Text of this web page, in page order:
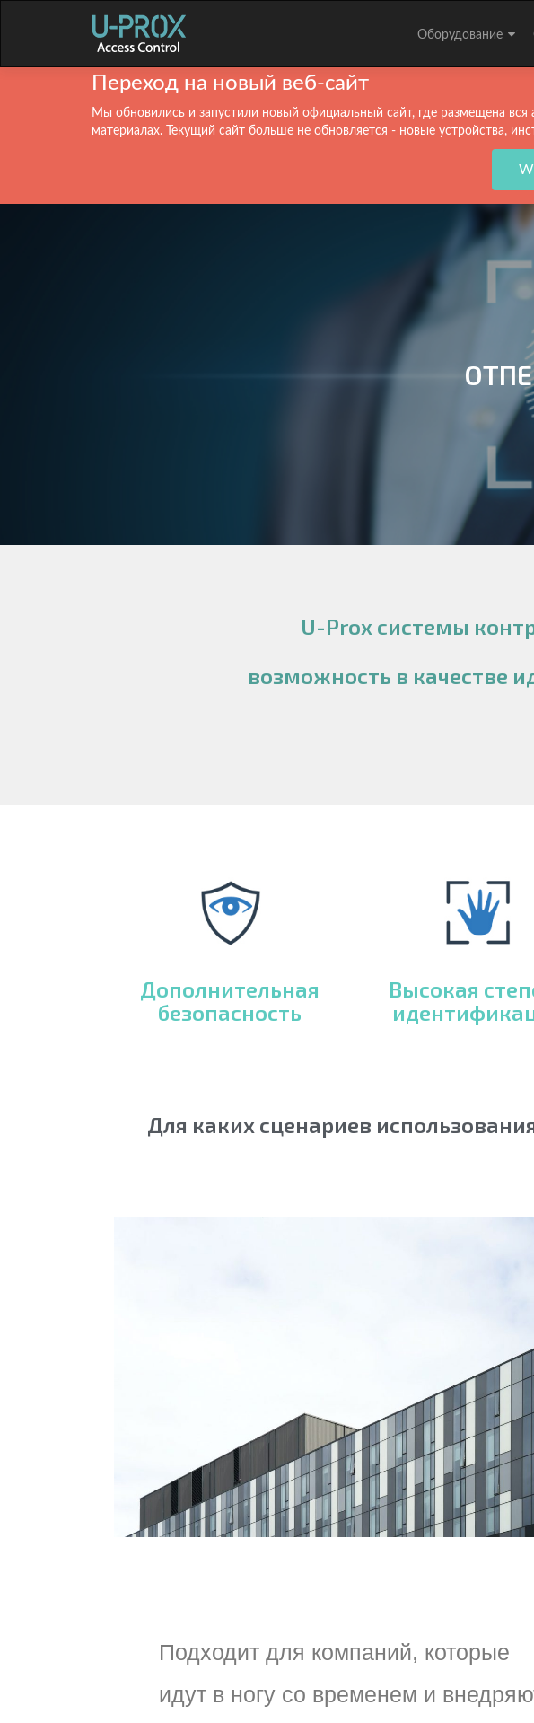
Оборудование
Переход на новый веб-сайт
Мы обновились и запустили новый официальный сайт, где размещена
материалах. Текущий сайт больше не обновляется - новые устройства,
U-Prox системы
возможность в качестве
Дополнительная
безопасность
Высокая
Для каких сценариев
Подходит для компаний, которые
идут в ногу со временем и